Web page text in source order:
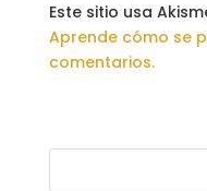
Este sitio usa
Aprende cómo se
comentarios.